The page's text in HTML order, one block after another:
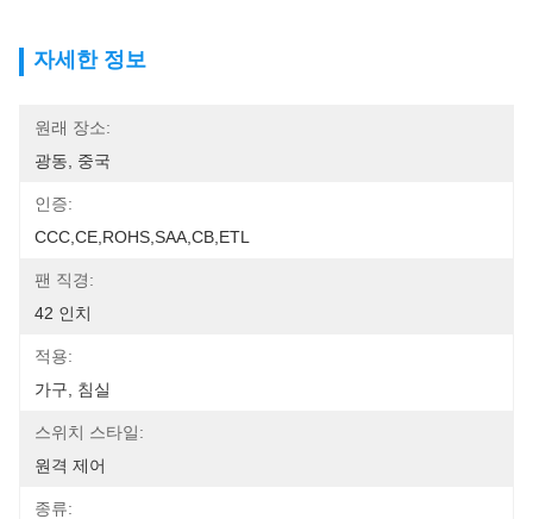
자세한 정보
원래 장소:
광동, 중국
인증:
CCC,CE,ROHS,SAA,CB,ETL
팬 직경:
42 인치
적용:
가구, 침실
스위치 스타일:
원격 제어
종류: